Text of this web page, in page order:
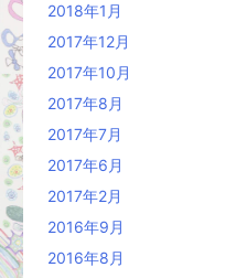
2018年1月
2017年12月
2017年10月
2017年8月
2017年7月
2017年6月
2017年2月
2016年9月
2016年8月